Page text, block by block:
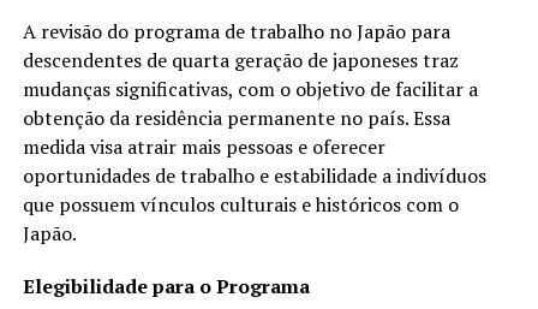
A revisão do programa de trabalho no Japão para
descendentes de quarta geração de japoneses traz
mudanças significativas, com o objetivo de facilitar a
obtenção da residência permanente no país. Essa
medida visa atrair mais pessoas e oferecer
oportunidades de trabalho e estabilidade a indivíduos
que possuem vínculos culturais e históricos com o
Japão.
Elegibilidade para o Programa